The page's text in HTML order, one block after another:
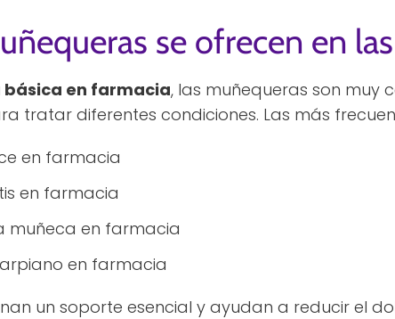
se ofrecen en
en farmacia, las muñequeras son muy
tratar diferentes condiciones. Las más
en farmacia
en farmacia
muñeca en farmacia
en farmacia
un soporte esencial y ayudan a reducir el